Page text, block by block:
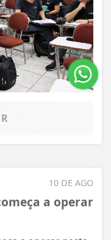
10 DE AGO
a operar